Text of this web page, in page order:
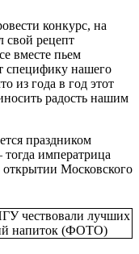
конкурс, на
свой рецепт
вместе пьем
специфику нашего
из года в год этот
радость нашим
праздником
тогда императрица
открытии Московского